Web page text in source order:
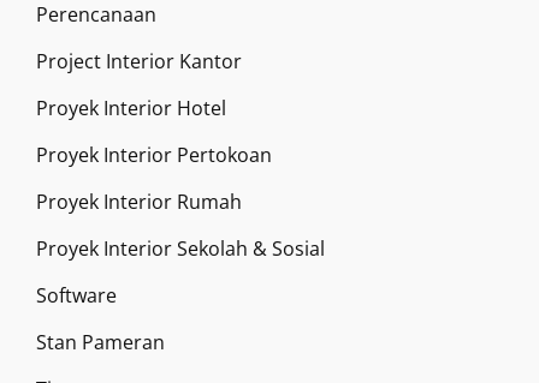
Perencanaan
Project Interior Kantor
Proyek Interior Hotel
Proyek Interior Pertokoan
Proyek Interior Rumah
Proyek Interior Sekolah & Sosial
Software
Stan Pameran